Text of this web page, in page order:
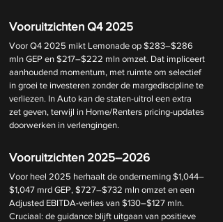
Vooruitzichten Q4 2025
Voor Q4 2025 mikt Lemonade op $283–$286
mln GEP en $217–$222 mln omzet. Dat impliceert
aanhoudend momentum, met ruimte om selectief
in groei te investeren zonder de margediscipline te
verliezen. In Auto kan de staten-uitrol een extra
zet geven, terwijl in Home/Renters pricing-updates
doorwerken in verlengingen.
Vooruitzichten 2025–2026
Voor heel 2025 herhaalt de onderneming $1,044–
$1,047 mrd GEP, $727–$732 mln omzet en een
Adjusted EBITDA-verlies van $130–$127 mln.
Cruciaal: de guidance blijft uitgaan van positieve